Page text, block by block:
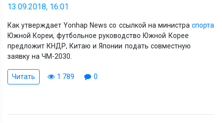
13.09.2018, 16:01
Как утверждает Yonhap News со ссылкой на министра спорта
Южной Кореи, футбольное руководство Южной Корее
предложит КНДР, Китаю и Японии подать совместную
заявку на ЧМ-2030.
Читать 1 789 0